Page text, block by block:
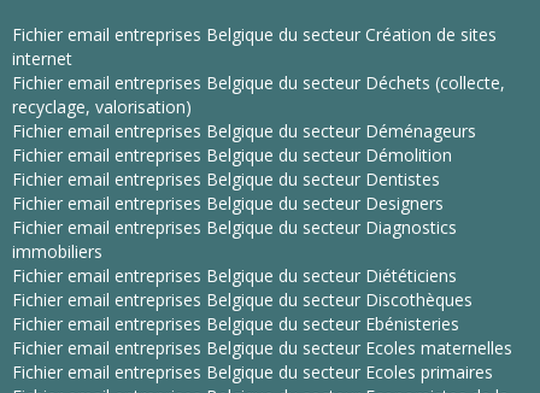
Fichier email entreprises Belgique du secteur Création de sites
internet
Fichier email entreprises Belgique du secteur Déchets (collecte,
recyclage, valorisation)
Fichier email entreprises Belgique du secteur Déménageurs
Fichier email entreprises Belgique du secteur Démolition
Fichier email entreprises Belgique du secteur Dentistes
Fichier email entreprises Belgique du secteur Designers
Fichier email entreprises Belgique du secteur Diagnostics
immobiliers
Fichier email entreprises Belgique du secteur Diététiciens
Fichier email entreprises Belgique du secteur Discothèques
Fichier email entreprises Belgique du secteur Ebénisteries
Fichier email entreprises Belgique du secteur Ecoles maternelles
Fichier email entreprises Belgique du secteur Ecoles primaires